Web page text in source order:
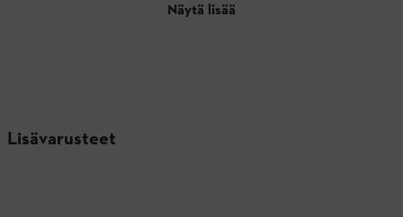
Näytä lisää
Lisävarusteet